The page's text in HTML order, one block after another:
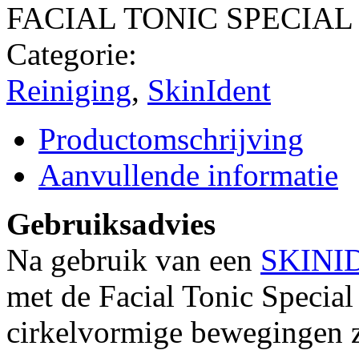
FACIAL TONIC SPECIAL
Categorie:
Reiniging, SkinIdent
Productomschrijving
Aanvullende informatie
Gebruiksadvies
Na gebruik van een
met de Facial Tonic
cirkelvormige bewegingen